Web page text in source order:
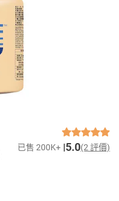
已售 200K+ 5.0(2 評價)